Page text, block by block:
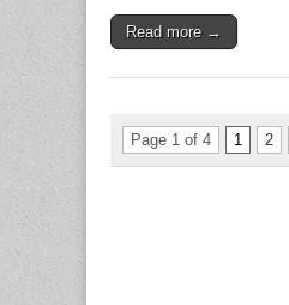
Read more →
Page 1 of 4 1 2